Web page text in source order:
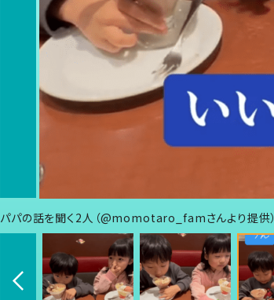
パパの話を聞く2人（@momotaro_famさんより提供）